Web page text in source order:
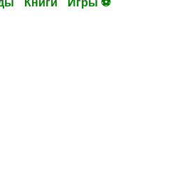
Книги Игры ⚽